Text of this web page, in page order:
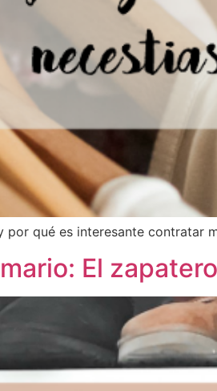
qué es interesante contratar
El zapatero